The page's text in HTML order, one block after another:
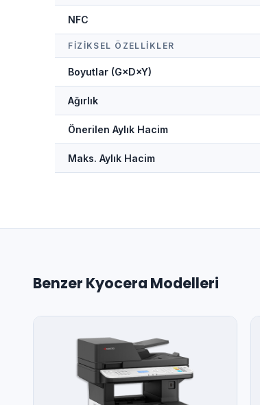
NFC
FIZIKSEL ÖZELLIKLER
Boyutlar (G×D×Y)
Ağırlık
Önerilen Aylık Hacim
Maks. Aylık Hacim
Benzer Kyocera Modelleri